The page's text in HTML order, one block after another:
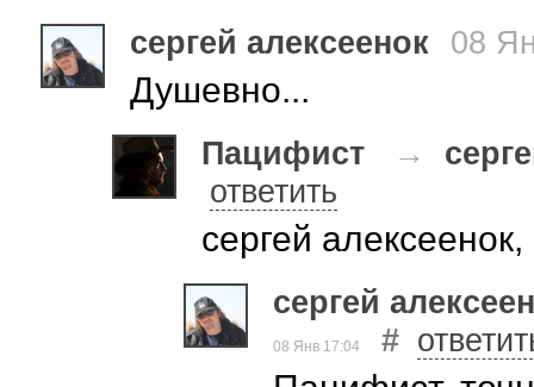
сергей алексеенок 08
Душевно...
Пацифист →
ответить
сергей
сергей
08 Янв 17:04 #